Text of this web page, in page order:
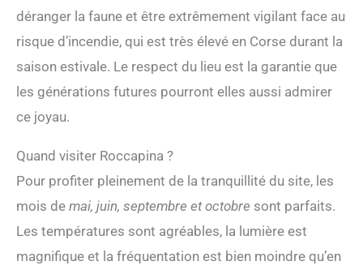
déranger la faune et être extrêmement vigilant face au
risque d’incendie, qui est très élevé en Corse durant la
saison estivale. Le respect du lieu est la garantie que
les générations futures pourront elles aussi admirer
ce joyau.
Quand visiter Roccapina ?
Pour profiter pleinement de la tranquillité du site, les
mois de mai, juin, septembre et octobre sont parfaits.
Les températures sont agréables, la lumière est
magnifique et la fréquentation est bien moindre qu’en